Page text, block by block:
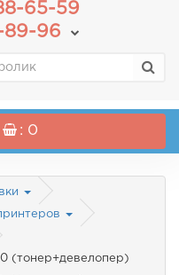
65-59
96
: 0
(тонер+девелопер)